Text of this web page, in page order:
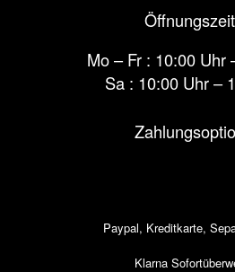
Mo – Fr : 10:00 Uhr
Sa : 10:00 Uhr –
Paypal, Kreditkarte,
Klarna